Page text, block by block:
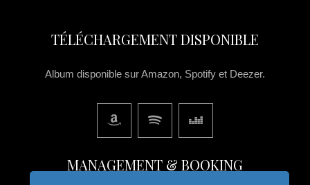
TÉLÉCHARGEMENT DISPONIBLE
Album disponible sur Amazon, Spotify et Deezer.
MANAGEMENT & BOOKING